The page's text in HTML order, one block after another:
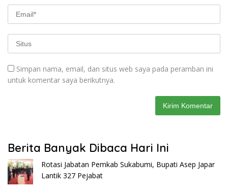
Simpan nama, email, dan situs web saya pada peramban ini
untuk komentar saya berikutnya.
Berita Banyak Dibaca Hari Ini
Rotasi Jabatan Pemkab Sukabumi, Bupati Asep Japar
Lantik 327 Pejabat